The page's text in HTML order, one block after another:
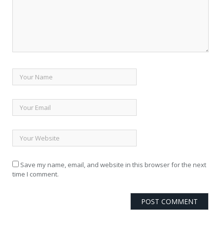
Save my name, email, and website in this browser for the next
time I comment.